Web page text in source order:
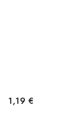
1,19 €